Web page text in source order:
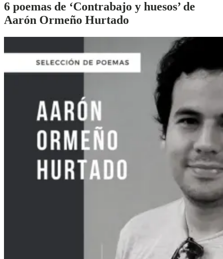
6 poemas de ‘Contrabajo y huesos’ de
Aarón Ormeño Hurtado